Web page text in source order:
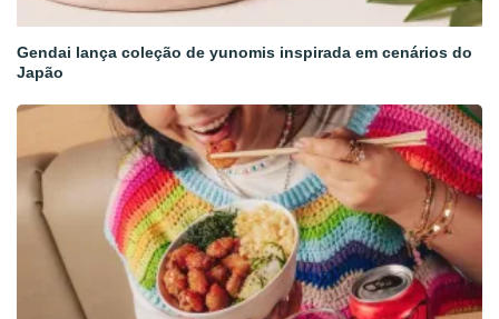
Gendai lança coleção de yunomis inspirada em cenários do
Japão